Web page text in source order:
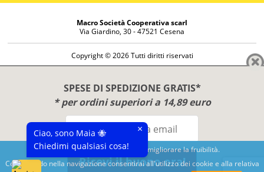
Questo sito utilizza cookies per migliorare la fruibilità.
Continuando nella navigazione consentirai all'utilizzo dei cookie e alla relativa
SPESE DI SPEDIZIONE GRATIS*
* per ordini superiori a 14,89 euro
Ricevi il buono ora!
Macro Società Cooperativa scarl
Via Giardino, 30 - 47521 Cesena
Copyright © 2026 Tutti diritti riservati
Diritto di reso
Disclaimer
Privacy Policy
Benessere e conoscenza dal 1987
Ciao, sono Maia 🐝
Chiedimi qualsiasi cosa!
×